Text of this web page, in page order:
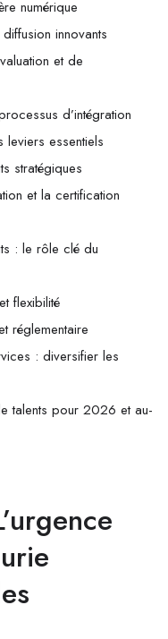
numérique
innovants
et de
d’intégration
leviers essentiels
stratégiques
et la certification
: le rôle clé du
flexibilité
réglementaire
: diversifier les
talents pour 2026 et au-